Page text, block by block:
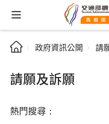
政府資訊公開 請
請願及訴願
熱門搜尋：